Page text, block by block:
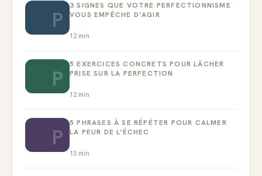
P
3 SIGNES QUE VOTRE PERFECTIONNISME
VOUS EMPÊCHE D’AGIR
12min
P
5 EXERCICES CONCRETS POUR LÂCHER
PRISE SUR LA PERFECTION
12min
P
5 PHRASES À SE RÉPÉTER POUR CALMER
LA PEUR DE L’ÉCHEC
13 min